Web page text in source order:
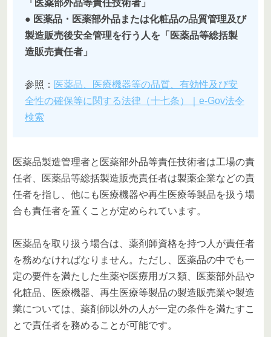
「医薬部外品等責任技術者」
● 医薬品・医薬部外品または化粧品の品質管理及び
製造販売後安全管理を行う人を「医薬品等総括製
造販売責任者」
参照： 医薬品、医療機器等の品質、有効性及び安
全性の確保等に関する法律（十七条）｜e-Gov法令
検索
医薬品製造管理者と医薬部外品等責任技術者は工場の責
任者、医薬品等総括製造販売責任者は製薬企業などの責
任者を指し、他にも医療機器や再生医療等製品を扱う場
合も責任者を置くことが定められています。
医薬品を取り扱う場合は、薬剤師資格を持つ人が責任者
を務めなければなりません。ただし、医薬品の中でも一
定の要件を満たした生薬や医療用ガス類、医薬部外品や
化粧品、医療機器、再生医療等製品の製造販売業や製造
業については、薬剤師以外の人が一定の条件を満たすこ
とで責任者を務めることが可能です。